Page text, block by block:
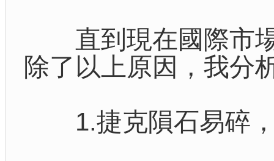
直到現在國際市場
除了以上原因，我分
1.捷克隕石易碎，